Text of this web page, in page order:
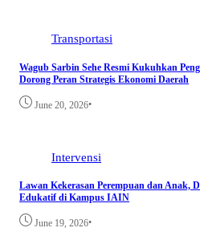
Transportasi
Wagub Sarbin Sehe Resmi Kukuhkan
Dorong Peran Strategis Ekonomi Daerah
June 20, 2026•
Intervensi
Lawan Kekerasan Perempuan dan Anak,
Edukatif di Kampus IAIN
June 19, 2026•